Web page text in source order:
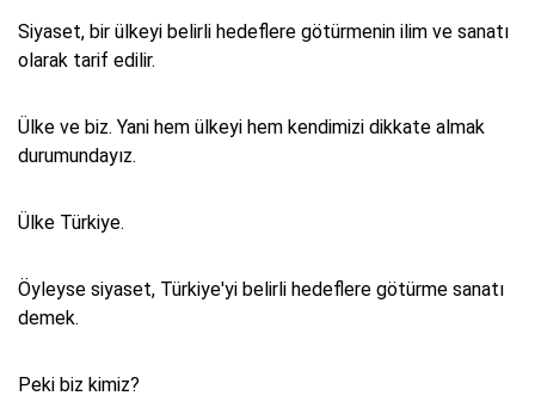
Siyaset, bir ülkeyi belirli hedeflere götürmenin ilim ve sanatı
olarak tarif edilir.
Ülke ve biz. Yani hem ülkeyi hem kendimizi dikkate almak
durumundayız.
Ülke Türkiye.
Öyleyse siyaset, Türkiye'yi belirli hedeflere götürme sanatı
demek.
Peki biz kimiz?